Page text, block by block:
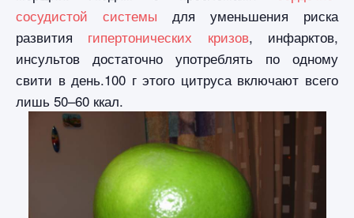
сосудистой системы для уменьшения риска
развития гипертонических кризов, инфарктов,
инсультов достаточно употреблять по одному
свити в день.100 г этого цитруса включают всего
лишь 50–60 ккал.